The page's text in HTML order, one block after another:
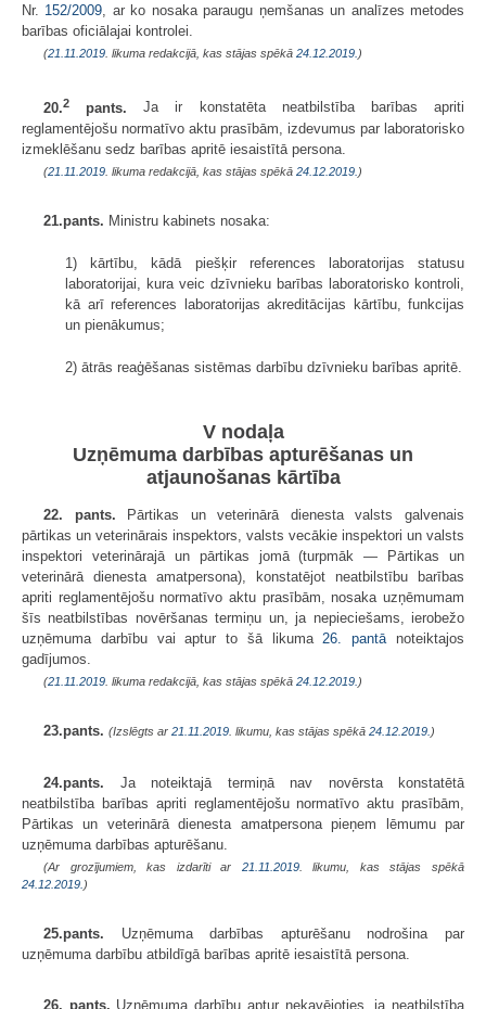
Nr. 152/2009, ar ko nosaka paraugu ņemšanas un analīzes metodes
barības oficiālajai kontrolei.
(21.11.2019. likuma redakcijā, kas stājas spēkā 24.12.2019.)
20.2 pants. Ja ir konstatēta neatbilstība barības apriti
reglamentējošu normatīvo aktu prasībām, izdevumus par laboratorisko
izmeklēšanu sedz barības apritē iesaistītā persona.
(21.11.2019 . likuma redakcijā, kas stājas spēkā 24.12.2019. )
21.pants. Ministru kabinets nosaka:
1) kārtību, kādā piešķir references laboratorijas statusu
laboratorijai, kura veic dzīvnieku barības laboratorisko kontroli,
kā arī references laboratorijas akreditācijas kārtību, funkcijas
un pienākumus;
2) ātrās reaģēšanas sistēmas darbību dzīvnieku barības apritē.
V nodaļa
Uzņēmuma darbības apturēšanas un
atjaunošanas kārtība
22. pants. Pārtikas un veterinārā dienesta valsts galvenais
pārtikas un veterinārais inspektors, valsts vecākie inspektori un valsts
inspektori veterinārajā un pārtikas jomā (turpmāk — Pārtikas un
veterinārā dienesta amatpersona), konstatējot neatbilstību barības
apriti reglamentējošu normatīvo aktu prasībām, nosaka uzņēmumam
šīs neatbilstības novēršanas termiņu un, ja nepieciešams, ierobežo
uzņēmuma darbību vai aptur to šā likuma26. pantānoteiktajos
gadījumos.
(21.11.2019 . likuma redakcijā, kas stājas spēkā 24.12.2019. )
23.pants. (Izslēgts ar 21.11.2019 . likumu, kas stājas spēkā 24.12.2019. )
24.pants. Ja noteiktajā termiņā nav novērsta konstatētā
neatbilstība barības apriti reglamentējošu normatīvo aktu prasībām,
Pārtikas un veterinārā dienesta amatpersona pieņem lēmumu par
uzņēmuma darbības apturēšanu.
(Ar grozījumiem, kas izdarīti ar 21.11.2019. likumu, kas stājas spēkā
24.12.2019. )
25.pants. Uzņēmuma darbības apturēšanu nodrošina par
uzņēmuma darbību atbildīgā barības apritē iesaistītā persona.
26. pants. Uzņēmuma darbību aptur nekavējoties, ja neatbilstība